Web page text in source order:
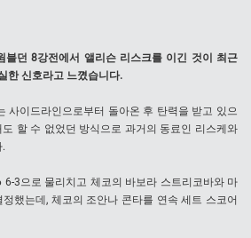
블던 8강전에서 앨리슨 리스크를 이긴 것이 최근
한 신호라고 느꼈습니다.
사이드라인으로부터 돌아온 후 탄력을 받고 있으
할 수 없었던 방식으로 과거의 동료인 리스케와
6-3으로 물리치고 체코의 바보라 스트리코바와 마
했는데, 체코의 조안나 콘타를 연속 세트 스코어